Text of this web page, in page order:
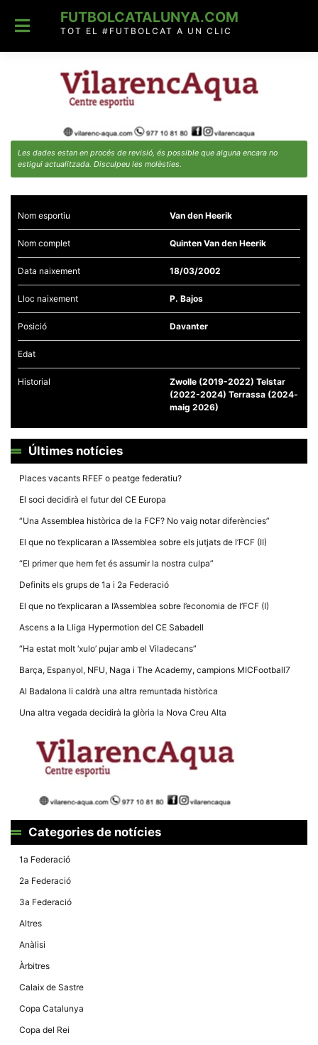
content
FUTBOLCATALUNYA.COM
TOT EL #FUTBOLCAT A UN CLIC
Les dades estan en procés de revisió, és possible que alguna encara no
estigui actualitzada. Disculpeu les molèsties.
Nom esportiu Van den Heerik
Nom complet Quinten Van den Heerik
Data naixement 18/03/2002
Lloc naixement P. Bajos
Posició Davanter
Edat
Historial
Zwolle (2019-2022) Telstar
(2022-2024) Terrassa (2024-
maig 2026)
Últimes notícies
Places vacants RFEF o peatge federatiu?
El soci decidirà el futur del CE Europa
“Una Assemblea històrica de la FCF? No vaig notar diferències”
El que no t’explicaran a l’Assemblea sobre els jutjats de l’FCF (II)
“El primer que hem fet és assumir la nostra culpa”
Definits els grups de 1a i 2a Federació
El que no t’explicaran a l’Assemblea sobre l’economia de l’FCF (I)
Ascens a la Lliga Hypermotion del CE Sabadell
“Ha estat molt ‘xulo’ pujar amb el Viladecans”
Barça, Espanyol, NFU, Naga i The Academy, campions MICFootball7
Al Badalona li caldrà una altra remuntada històrica
Una altra vegada decidirà la glòria la Nova Creu Alta
Categories de notícies
1a Federació
2a Federació
3a Federació
Altres
Anàlisi
Àrbitres
Calaix de Sastre
Copa Catalunya
Copa del Rei
Necessàries
Aquestes
Recopilem
anònima d'ús
per a millorar
i la seva
Experiència
d'usuari
tècnics del
nostre lloc web
emmagatzemen
permeten que el
rebutja